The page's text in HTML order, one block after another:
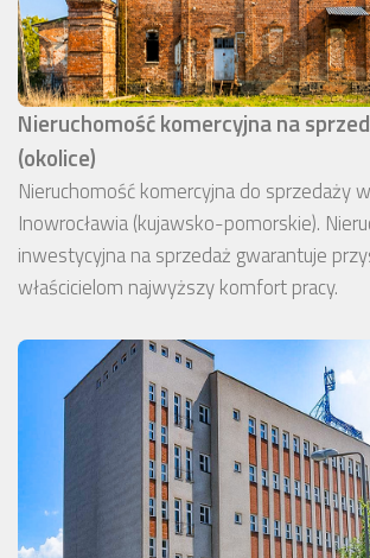
Nieruchomość komercyjna na
(okolice)
Nieruchomość komercyjna do sprzedaży
Inowrocławia (kujawsko-pomorskie).
inwestycyjna na sprzedaż gwarantuje
właścicielom najwyższy komfort pracy.